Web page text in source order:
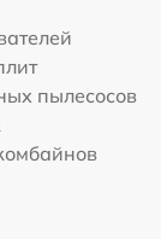
пылесосов